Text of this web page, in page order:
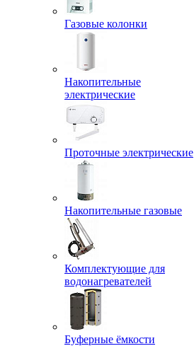
Газовые колонки
Накопительные
электрические
Проточные электрические
Накопительные газовые
Комплектующие для
водонагревателей
Буферные ёмкости